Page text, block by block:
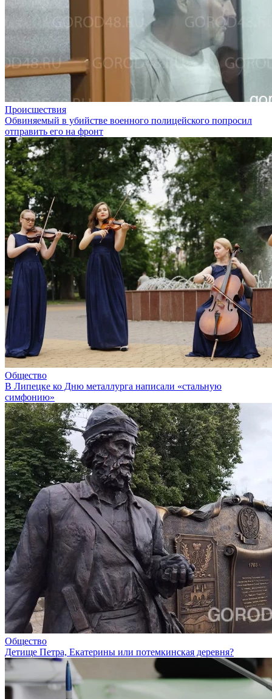
Происшествия
Обвиняемый в убийстве военного полицейского попросил
отправить его на фронт
Общество
В Липецке ко Дню металлурга написали «стальную
симфонию»
Общество
Детище Петра, Екатерины или потемкинская деревня?